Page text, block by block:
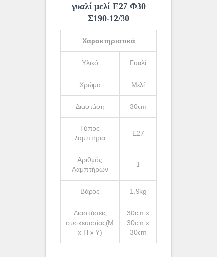
γυαλί μελί Ε27 Φ30
Σ190-12/30
Χαρακτηριστικά
Υλικό Γυαλί
Χρώμα Μελί
Διαστάση 30cm
Τύπος
λαμπτήρα
Ε27
Αριθμός
Λαμπτήρων
1
Βάρος 1.9kg
Διαστάσεις
συσκευασίας(Μ
x Π x Υ)
30cm x
30cm x
30cm